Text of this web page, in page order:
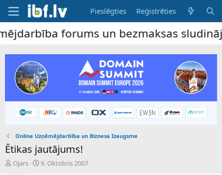
Pieslēgties Reģistrēties
forums un bezmaksas
Online Uzņēmējdarbība un Biznesa Izaugsme
Ētikas jautājums!
P
Ojars
S
9. Oktobris 2007